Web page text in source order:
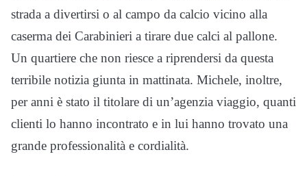
strada a divertirsi o al campo da calcio vicino alla
caserma dei Carabinieri a tirare due calci al pallone.
Un quartiere che non riesce a riprendersi da questa
terribile notizia giunta in mattinata. Michele, inoltre,
per anni è stato il titolare di un’agenzia viaggio, quanti
clienti lo hanno incontrato e in lui hanno trovato una
grande professionalità e cordialità.